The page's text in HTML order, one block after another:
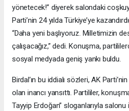
yönetecek!” diyerek salondaki
Parti’nin 24 yılda Türkiye’ye
“Daha yeni başlıyoruz. Milletimizin
çalışacağız,” dedi. Konuşma,
sosyal medyada geniş yankı buldu.
Birdal’ın bu iddialı sözleri, AK
olan inancı yansıttı. Partililer,
Tayyip Erdoğan” sloganlarıyla salonu